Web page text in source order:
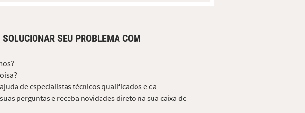
SEU PROBLEMA COM
de especialistas técnicos qualificados e da
perguntas e receba novidades direto na sua caixa de